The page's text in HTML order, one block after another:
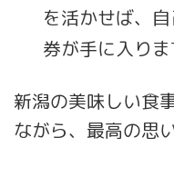
を活かせば、
券が手に入りま
新潟の美味しい食
ながら、最高の思